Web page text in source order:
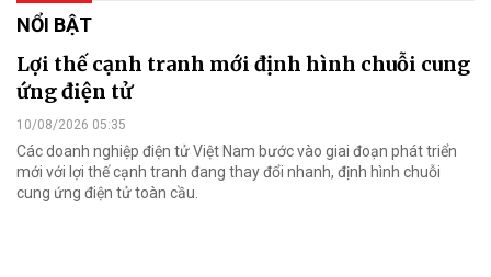
NỔI BẬT
Lợi thế cạnh tranh mới định hình chuỗi cung
ứng điện tử
10/08/2026 05:35
Các doanh nghiệp điện tử Việt Nam bước vào giai đoạn phát triển
mới với lợi thế cạnh tranh đang thay đổi nhanh, định hình chuỗi
cung ứng điện tử toàn cầu.